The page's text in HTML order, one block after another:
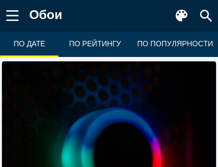
Обои
ПО ДАТЕ ПО РЕЙТИНГУ ПО ПОПУЛЯРНОСТИ